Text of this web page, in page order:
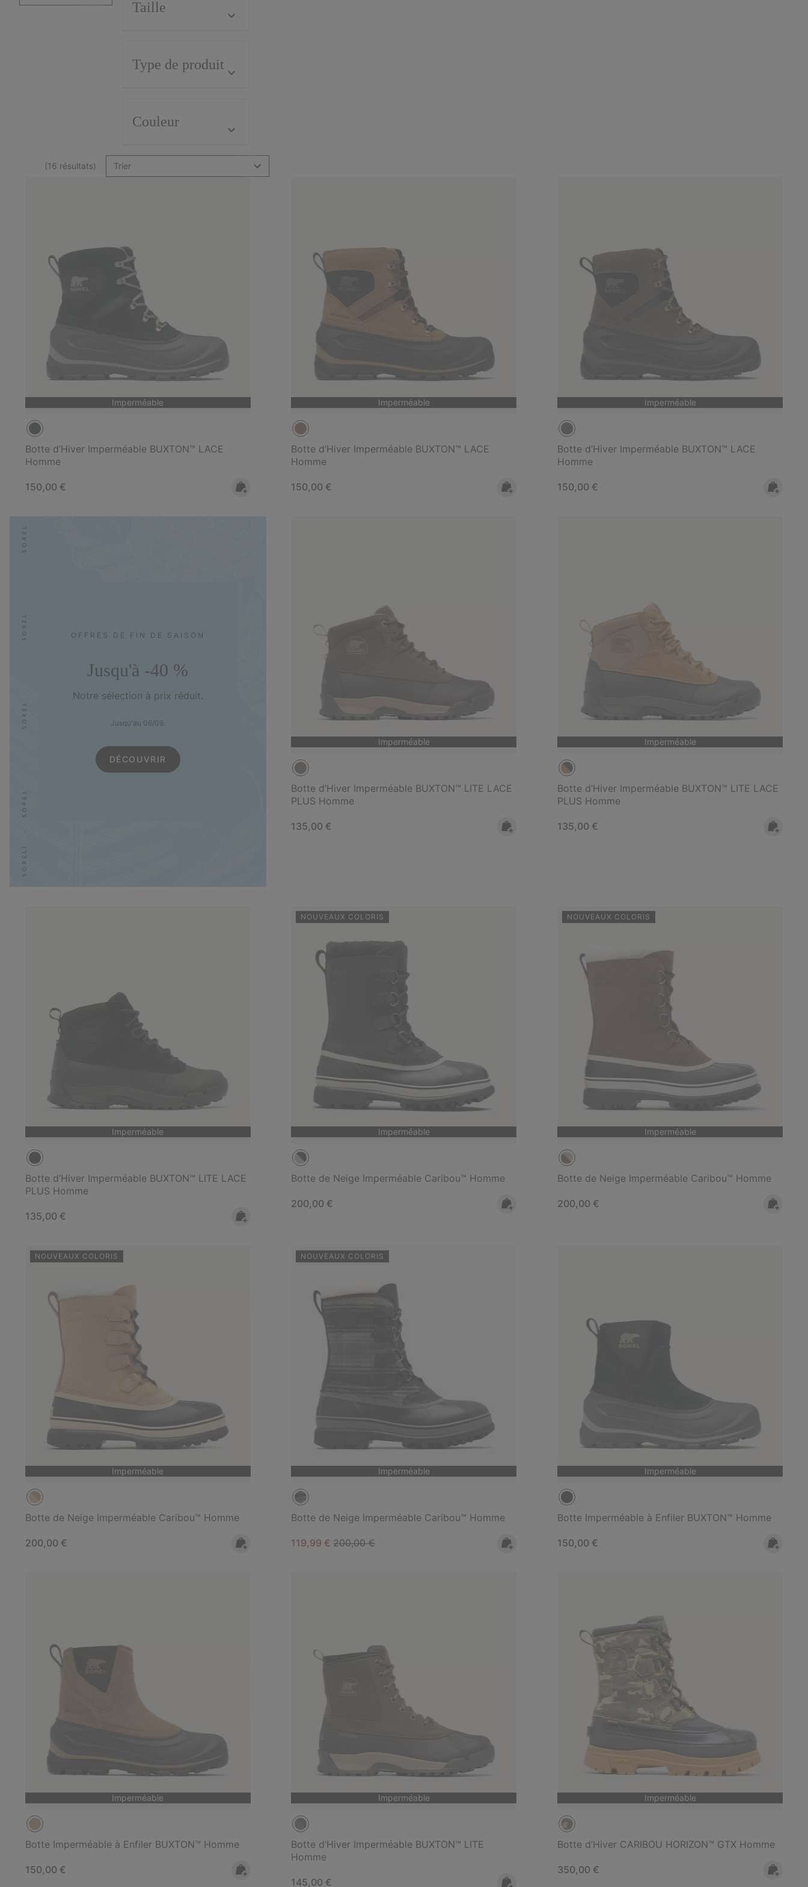
Taille
Type de produit
Couleur
(16 résultats) Trier
Imperméable
Botte d’Hiver Imperméable BUXTON™ LACE
Homme
Regular price:
150,00 €
Imperméable
Botte d’Hiver Imperméable BUXTON™ LACE
Homme
Regular price:
150,00 €
Imperméable
Botte d’Hiver Imperméable BUXTON™ LACE
Homme
Regular price:
150,00 €
OFFRES DE FIN DE SAISON
Jusqu'à -40 %
Notre sélection à prix réduit.
Jusqu'au 06/09.
DÉCOUVRIR
Imperméable
Botte d’Hiver Imperméable BUXTON™ LITE LACE
PLUS Homme
Regular price:
135,00 €
Imperméable
Botte d’Hiver Imperméable BUXTON™ LITE LACE
PLUS Homme
Regular price:
135,00 €
Imperméable
Botte d’Hiver Imperméable BUXTON™ LITE LACE
PLUS Homme
Regular price:
135,00 €
NOUVEAUX COLORIS
Imperméable
Botte de Neige Imperméable Caribou™ Homme
Regular price:
200,00 €
NOUVEAUX COLORIS
Imperméable
Botte de Neige Imperméable Caribou™ Homme
Regular price:
200,00 €
NOUVEAUX COLORIS
Imperméable
Botte de Neige Imperméable Caribou™ Homme
Regular price:
200,00 €
NOUVEAUX COLORIS
Imperméable
Botte de Neige Imperméable Caribou™ Homme
Sale price:
119,99 €Regular price:
200,00 €
Imperméable
Botte Imperméable à Enfiler BUXTON™ Homme
Regular price:
150,00 €
Imperméable
Botte Imperméable à Enfiler BUXTON™ Homme
Regular price:
150,00 €
Imperméable
Botte d’Hiver Imperméable BUXTON™ LITE
Homme
Regular price:
145,00 €
Imperméable
Botte d’Hiver CARIBOU HORIZON™ GTX Homme
Regular price:
350,00 €